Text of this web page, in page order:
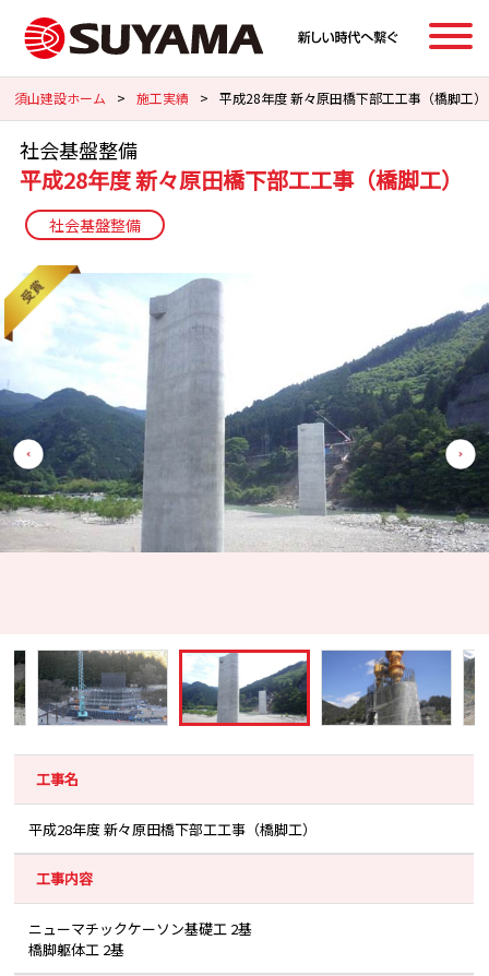
須山建設ホーム > 施工実績 > 平成28年度 新々原田橋下部工工事（橋脚工）
社会基盤整備
平成28年度 新々原田橋下部工工事（橋脚工）
社会基盤整備
工事名
平成28年度 新々原田橋下部工工事（橋脚工）
工事内容
ニューマチックケーソン基礎工 2基
橋脚躯体工 2基